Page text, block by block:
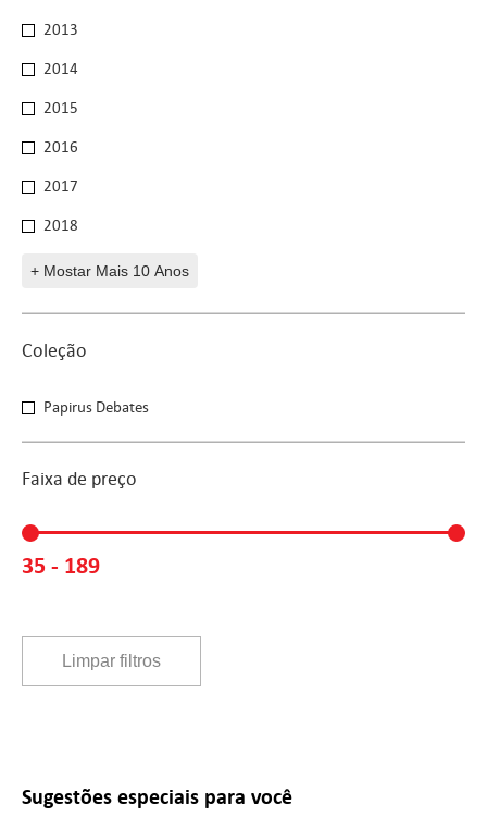
2013
2014
2015
2016
2017
2018
+ Mostar Mais 10 Anos
Coleção
Coleção
Papirus Debates
Faixa de preço
Faixa de preço
35 - 189
Limpar filtros
Sugestões especiais para você